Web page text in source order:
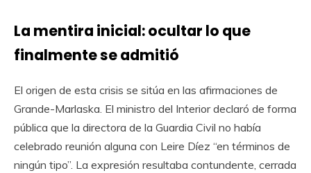
La mentira inicial: ocultar lo que
finalmente se admitió
El origen de esta crisis se sitúa en las afirmaciones de
Grande-Marlaska. El ministro del Interior declaró de forma
pública que la directora de la Guardia Civil no había
celebrado reunión alguna con Leire Díez “en términos de
ningún tipo”. La expresión resultaba contundente, cerrada